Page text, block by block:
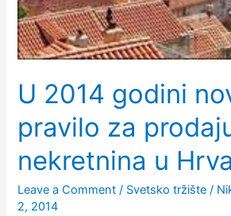
U 2014 godini
pravilo za
nekretnina u
Leave a Comment / Svetsko tržište /
2, 2014